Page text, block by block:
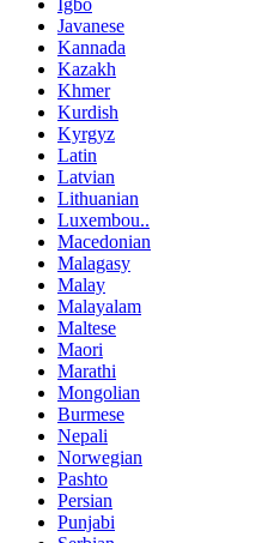
Javanese
Kannada
Kazakh
Khmer
Kurdish
Kyrgyz
Latin
Latvian
Lithuanian
Luxembou..
Macedonian
Malagasy
Malay
Malayalam
Maltese
Maori
Marathi
Mongolian
Burmese
Nepali
Norwegian
Pashto
Persian
Punjabi